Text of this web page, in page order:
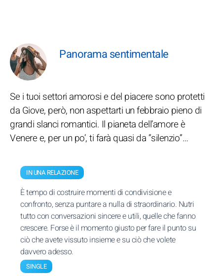
Panorama sentimentale
Se i tuoi settori amorosi e del piacere sono protetti
da Giove, però, non aspettarti un febbraio pieno di
grandi slanci romantici. Il pianeta dell’amore è
Venere e, per un po’, ti farà quasi da “silenzio”…
IN UNA RELAZIONE
È tempo di costruire momenti di condivisione e
confronto, senza puntare a nulla di straordinario. Nutri
tutto con conversazioni sincere e utili, quelle che fanno
crescere. Forse è il momento giusto per fare il punto su
ciò che avete vissuto insieme e su ciò che volete
davvero adesso.
SINGLE